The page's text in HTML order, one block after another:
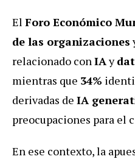
El Foro Económico
de las organizaciones
relacionado conIAy
mientras que 34%
derivadas de IA
preocupaciones para el
En ese contexto, la